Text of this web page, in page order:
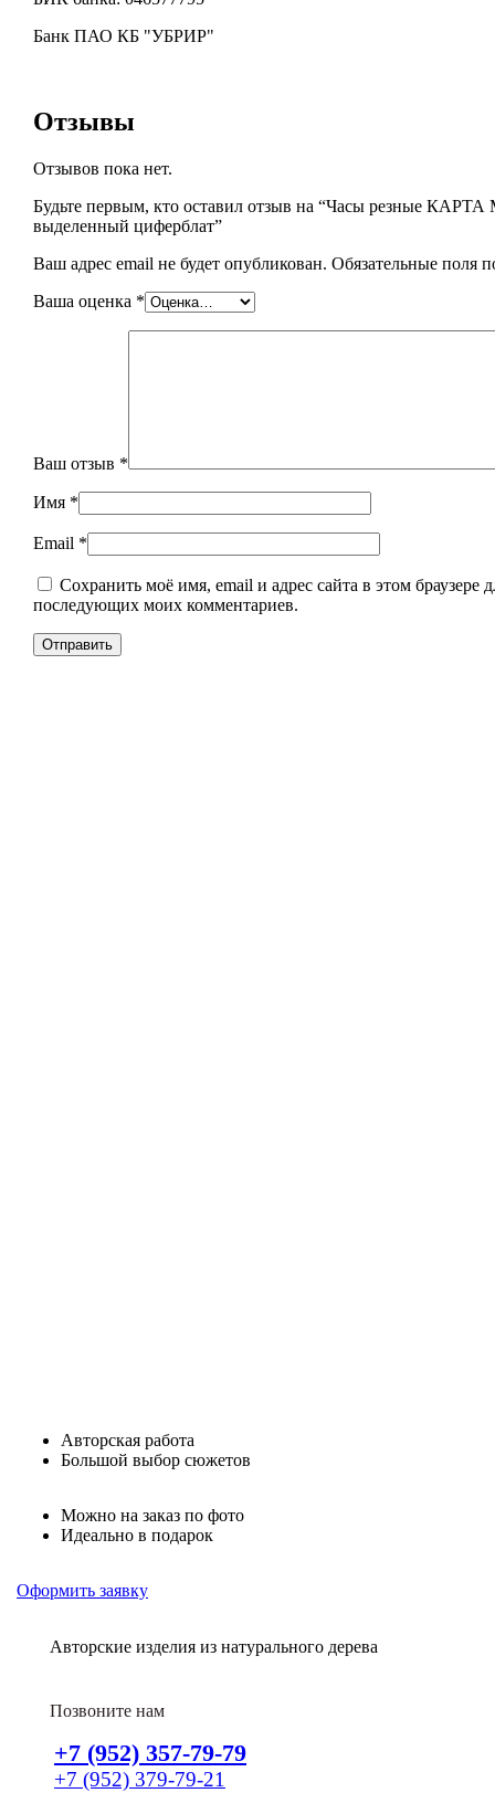
Банк ПАО КБ "УБРИР"
Отзывы
Отзывов пока нет.
Будьте первым, кто оставил отзыв на “Часы резные
выделенный циферблат”
Ваш адрес email не будет опубликован. Обязательные поля
Ваша оценка *
Ваш отзыв *
Имя *
Email *
Сохранить моё имя, email и адрес сайта в этом браузере
последующих моих комментариев.
Авторская работа
Большой выбор сюжетов
Можно на заказ по фото
Идеально в подарок
Оформить заявку
Авторские изделия из натурального дерева
Позвоните нам
+7 (952) 357-79-79
+7 (952) 379-79-21